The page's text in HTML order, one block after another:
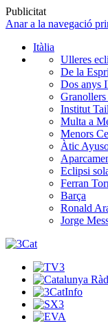
Publicitat
Anar a la navegació
Itàlia
Ulleres
De la
Dos anys
Granollers
Institut
Multa a
Menors
Àtic
Eclipsi
Ferran
Barça
Ronald
Jorge